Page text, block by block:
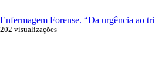
Enfermagem Forense. “Da urgência ao
202 visualizações